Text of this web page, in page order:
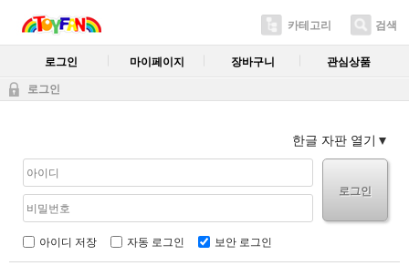
카테고리 검색
로그인 마이페이지 장바구니 관심상품
로그인
한글 자판 열기
로그인
아이디 저장 자동 로그인 보안 로그인